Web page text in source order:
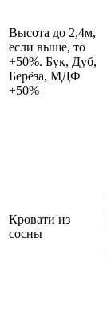
Высота до 2,4м,
если выше, то
+50%. Бук, Дуб,
Берёза, МДФ
+50%
Кровати из
сосны